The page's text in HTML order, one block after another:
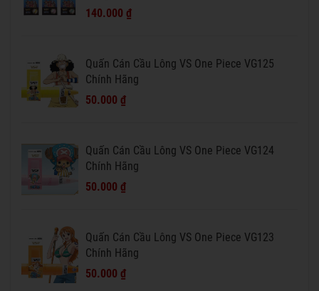
140.000 ₫
Quấn Cán Cầu Lông VS One Piece VG125
Chính Hãng
50.000 ₫
Quấn Cán Cầu Lông VS One Piece VG124
Chính Hãng
50.000 ₫
Quấn Cán Cầu Lông VS One Piece VG123
Chính Hãng
50.000 ₫